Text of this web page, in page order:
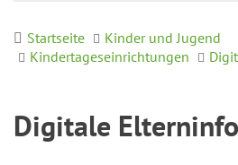
Startseite
Kinder und Jugend
Kindertageseinrichtungen
Digitale